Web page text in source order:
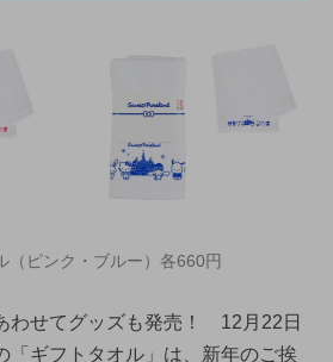
（ピンク・ブルー）各660円
わせてグッズも発売！ 12月22日
「ギフトタオル」は、新年のご挨